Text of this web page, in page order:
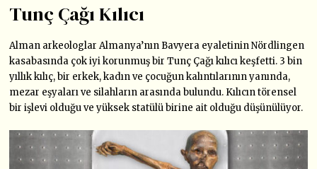
Tunç Çağı Kılıcı
Alman arkeologlar Almanya’nın Bavyera eyaletinin Nördlingen
kasabasında çok iyi korunmuş bir Tunç Çağı kılıcı keşfetti. 3 bin
yıllık kılıç, bir erkek, kadın ve çocuğun kalıntılarının yanında,
mezar eşyaları ve silahların arasında bulundu. Kılıcın törensel
bir işlevi olduğu ve yüksek statülü birine ait olduğu düşünülüyor.